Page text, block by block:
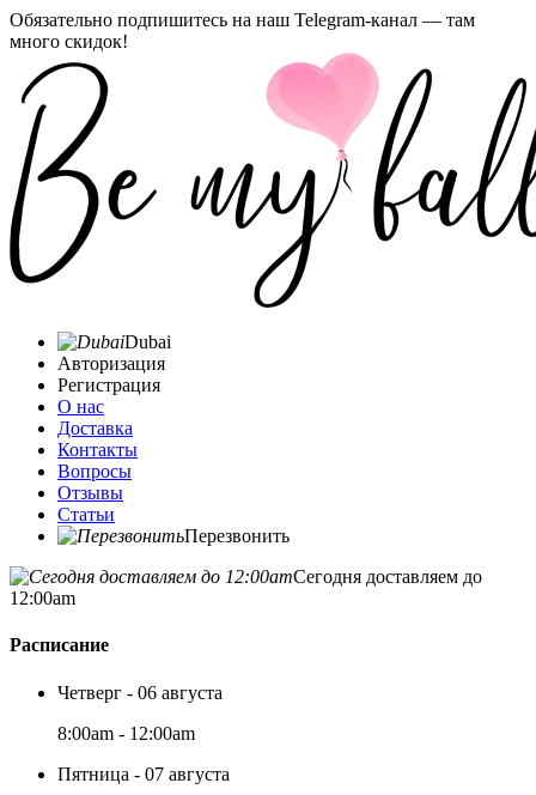
Обязательно подпишитесь на наш Telegram-канал — там
много скидок!
Dubai
Авторизация
Регистрация
О нас
Доставка
Контакты
Вопросы
Отзывы
Статьи
Перезвонить
Сегодня доставляем до
12:00am
Расписание
Четверг - 06 августа
8:00am - 12:00am
Пятница - 07 августа